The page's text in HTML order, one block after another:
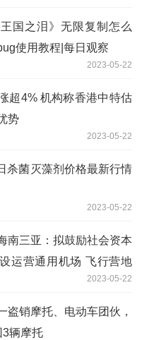
王国之泪》无限复制怎么
使用教程|每日观察
2023-05-22
超4% 机构称香港中特估
势
2023-05-22
杀菌灭藻剂价格最新行情
2023-05-22
南三亚：拟鼓励社会资本
运营通用机场 飞行营地
2023-05-22
盗销摩托、电动车团伙，
3辆摩托